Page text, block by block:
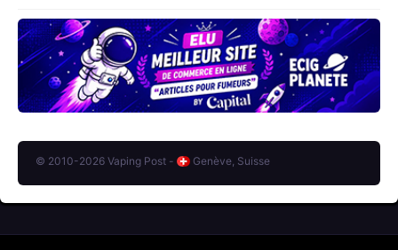
© 2010-2026 Vaping Post - Genève, Suisse